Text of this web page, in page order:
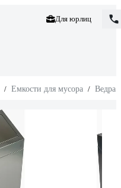
Для юрлиц
/ Емкости для мусора / Ведра